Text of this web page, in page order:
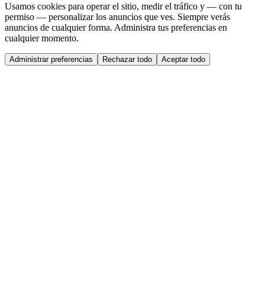
Usamos cookies para operar el sitio, medir el tráfico y — con tu
permiso — personalizar los anuncios que ves. Siempre verás
anuncios de cualquier forma. Administra tus preferencias en
cualquier momento.
Administrar preferencias Rechazar todo Aceptar todo